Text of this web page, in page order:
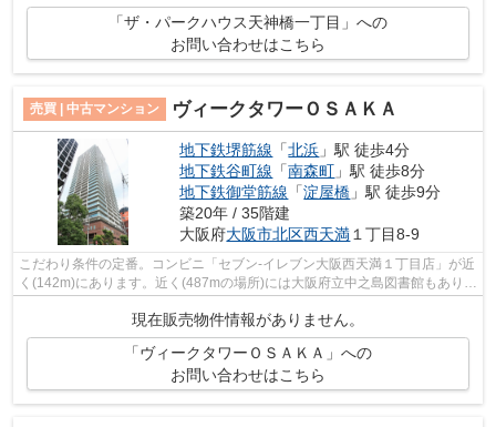
「ザ・パークハウス天神橋一丁目」への
お問い合わせはこちら
売買 | 中古マンション ヴィークタワーＯＳＡＫＡ
地下鉄堺筋線 「北浜 」駅 徒歩4分
地下鉄谷町線 「南森町 」駅 徒歩8分
地下鉄御堂筋線 「淀屋橋 」駅 徒歩9分
築20年 / 35階建
大阪府大阪市北区西天満 １丁目8-9
こだわり条件の定番。コンビニ「セブン-イレブン大阪西天満１丁目店」が近
く(142m)にあります。近く(487mの場所)には大阪府立中之島図書館もありま
現在販売物件情報がありません。
「ヴィークタワーＯＳＡＫＡ」への
お問い合わせはこちら